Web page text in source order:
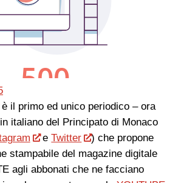
il primo ed unico periodico – ora
italiano del Principato di Monaco
eTwitter
) che propone
stampabile del magazine digitale
agli abbonati che ne facciano